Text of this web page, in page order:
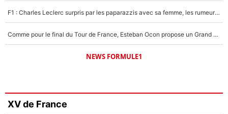
F1 : Charles Leclerc surpris par les paparazzis avec sa femme, les rumeurs étaient vraies !
Comme pour le final du Tour de France, Esteban Ocon propose un Grand Prix de Formule 1 à Paris : «Autour de l’Arc de Triomphe, ce serait génial» !
NEWS FORMULE1
XV de France